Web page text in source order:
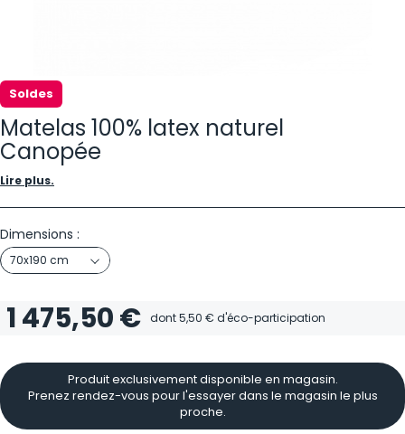
Soldes
Matelas 100% latex naturel
Canopée
Lire plus.
Dimensions :
70x190 cm
1 475,50 € dont5,50 € d'éco-participation
Produit exclusivement disponible en magasin.
Prenez rendez-vous pour l'essayer dans le magasin le plus
proche.